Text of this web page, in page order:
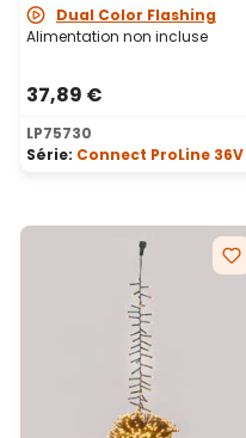
Dual Color Flashing
Alimentation non incluse
37,89 €
LP75730
Série: Connect ProLine 36V